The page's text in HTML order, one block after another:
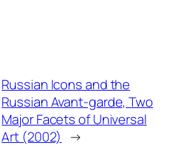
Russian Icons and the
Russian Avant-garde, Two
Major Facets of Universal
Art (2002) →